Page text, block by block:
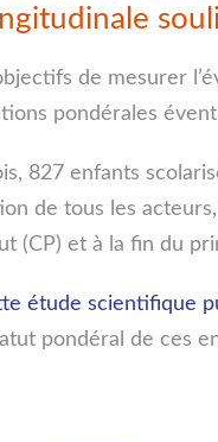
de mesurer
pondérales
827 enfants
de tous les
(CP) et à la fin du
étude scientifique
pondéral de ces